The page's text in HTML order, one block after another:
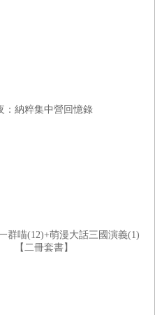
中所遇到的挑戰：邱奇的案例
學生盡可能看到所有細節，例如
班都能清楚看到的大型圖像，或
生足夠的時間靜靜細看，大約
段你只是要知道他們觀察到什
生，觀察的意思是找出可以在圖
，請學生分享同伴看到而自己沒
法。這種一般性、解讀性的問
：納粹集中營回憶錄
群喵(12)+萌漫大話三國演義(1)
【二冊套書】